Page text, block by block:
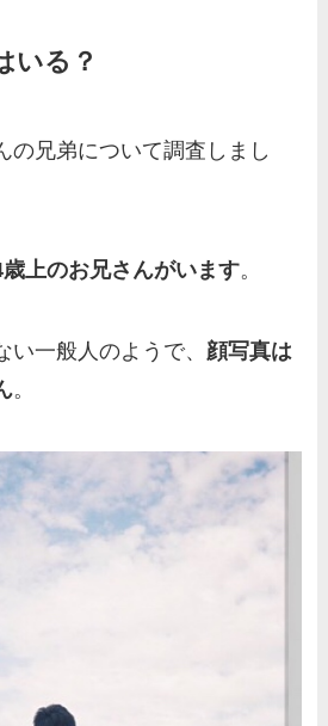
俊介の実家はお金持ち？兄
人？家族を調査！
ど、家族を調査！
など家族もまとめた！
岡凜の母親が美人！家族構
いてもまとめ！
梅澤廉アナの父親・母親の職
業や経歴を調査！兄弟や実家
部まとめた！
いる？
の兄弟について調査しまし
上のお兄さんがいます。
一般人のようで、 顔写真は
。